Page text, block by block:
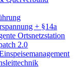
+ §14a
Ortsnetzstation
2.0